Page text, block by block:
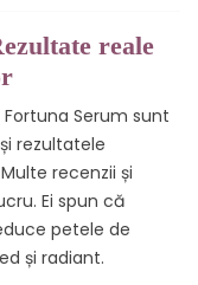
reale
Serum sunt
rezultatele
recenzii și
Ei spun că
petele de
și radiant.